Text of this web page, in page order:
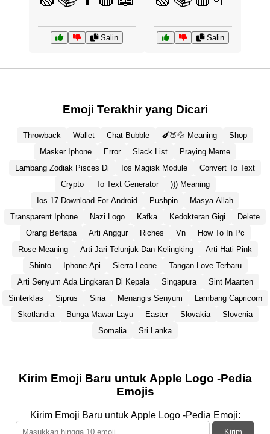
Salin Salin
Emoji Terakhir yang Dicari
Throwback Wallet Chat Bubble 🍆🍑💦 Meaning
Shop
Masker Iphone
Error Slack List
Praying Meme
Lambang Zodiak Pisces Di
Ios Magisk Module
Convert To Text
Crypto
To Text Generator
))) Meaning
Ios 17 Download For Android
Pushpin
Masya Allah
Transparent Iphone
Nazi Logo Kafka Kedokteran Gigi
Delete
Orang Bertapa
Arti Anggur Riches Vn
How To In Pc
Rose Meaning
Arti Jari Telunjuk Dan Kelingking
Arti Hati Pink
Shinto
Iphone Api Sierra Leone
Tangan Love Terbaru
Arti Senyum Ada Lingkaran Di Kepala
Singapura
Sint Maarten
Sinterklas
Siprus Siria Menangis Senyum
Lambang Capricorn
Skotlandia
Bunga Mawar Layu Easter Slovakia
Slovenia
Somalia
Sri Lanka
Kirim Emoji Baru untuk Apple Logo -Pedia
Emojis
Kirim Emoji Baru untuk Apple Logo -Pedia Emoji:
Kirim